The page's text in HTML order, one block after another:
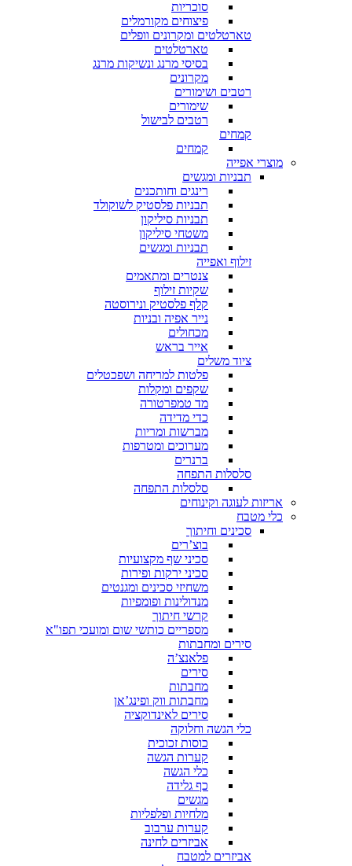
סוכריות
פיצוחים מקורמלים
טארטלטים ומקרונים וופלים
טארטלטים
בסיסי מרנג ונשיקות מרנג
מקרונים
רטבים ושימורים
שימורים
רטבים לבישול
קמחים
קמחים
מוצרי אפייה
תבניות ומגשים
רינגים וחותכנים
תבניות פלסטיק לשוקולד
תבניות סיליקון
משטחי סיליקון
תבניות ומגשים
זילוף ואפייה
צנטרים ומתאמים
שקיות זילוף
קלף פלסטיק ונירוסטה
נייר אפיה ובניות
מכחולים
אייר בראש
ציוד משלים
פלטות למריחה ושפכטלים
שקפים ומקלות
מד טמפרטורה
כדי מדידה
מברשות ומריות
מערוכים ומטרפות
ברנרים
סלסלות התפחה
סלסלות התפחה
אריזות לעוגה וקינוחים
כלי מטבח
סכינים וחיתוך
בוצ’רים
סכיני שף מקצועיות
סכיני ירקות ופירות
משחיזי סכינים ומגנטים
מנדולינות ופומפיות
קרשי חיתוך
מספריים כותשי שום ומועכי תפו"א
סירים ומחבתות
פלאנצ’ה
סירים
מחבתות
מחבתות ווק ופינג’אן
סירים לאינדוקציה
כלי הגשה וחלוקה
כוסות זכוכית
קערות הגשה
כלי הגשה
כף גלידה
מגשים
מלחיות ופלפליות
קערות ערבוב
אביזרים לחינה
אביזרים למטבח